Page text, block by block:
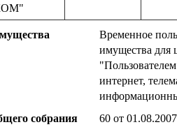
Временное
имущества для
интернет,
собрания
60 от 01.08.2007